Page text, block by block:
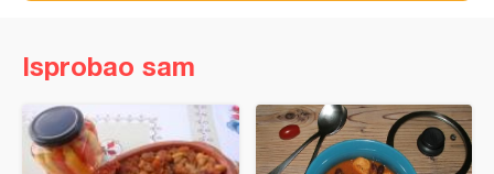
Isprobao sam